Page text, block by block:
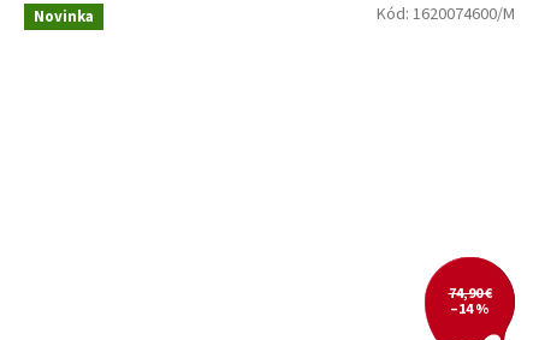
Novinka
74,90 €
–14 %
Kód: 1620074600/M